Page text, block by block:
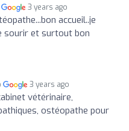
3 years ago
accueil..je
sourir et surtout bon
3 years ago
vétérinaire,
ostéopathe pour